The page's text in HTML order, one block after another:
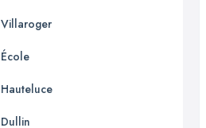
Villaroger
École
Hauteluce
Dullin